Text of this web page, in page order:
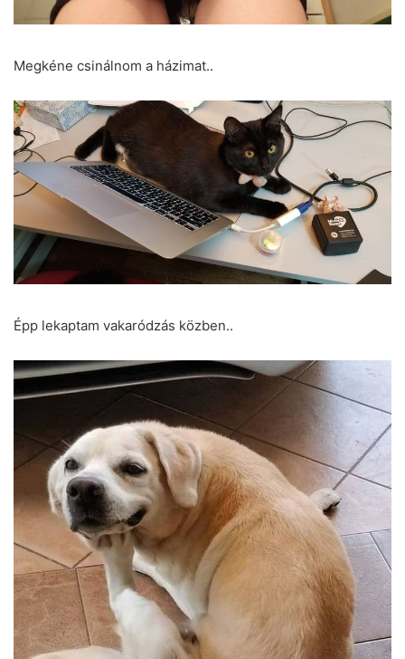
Megkéne csinálnom a házimat..
Épp lekaptam vakaródzás közben..